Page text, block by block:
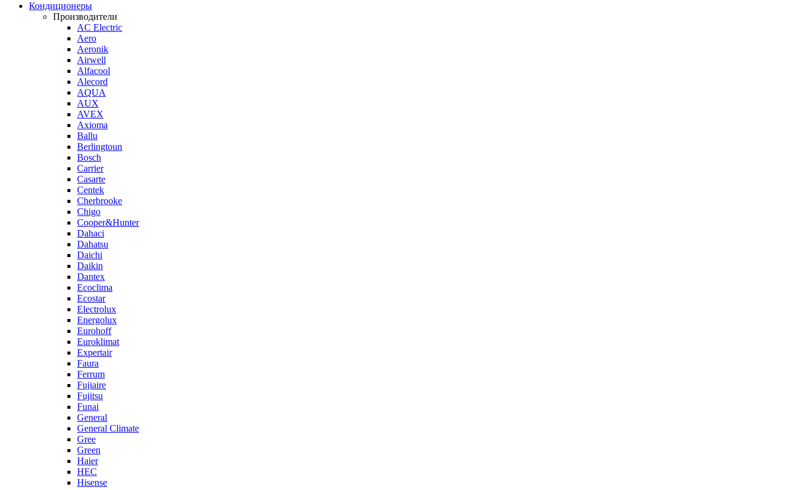
Кондиционеры
Производители
AC Electric
Aero
Aeronik
Airwell
Alfacool
Alecord
AQUA
AUX
AVEX
Axioma
Ballu
Berlingtoun
Bosch
Carrier
Casarte
Centek
Cherbrooke
Chigo
Cooper&Hunter
Dahaci
Dahatsu
Daichi
Daikin
Dantex
Ecoclima
Ecostar
Electrolux
Energolux
Eurohoff
Euroklimat
Expertair
Faura
Ferrum
Fujiaire
Fujitsu
Funai
General
General Climate
Gree
Green
Haier
HEC
Hisense